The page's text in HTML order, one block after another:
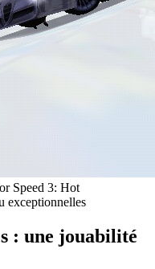
Speed 3: Hot
exceptionnelles
: une jouabilité